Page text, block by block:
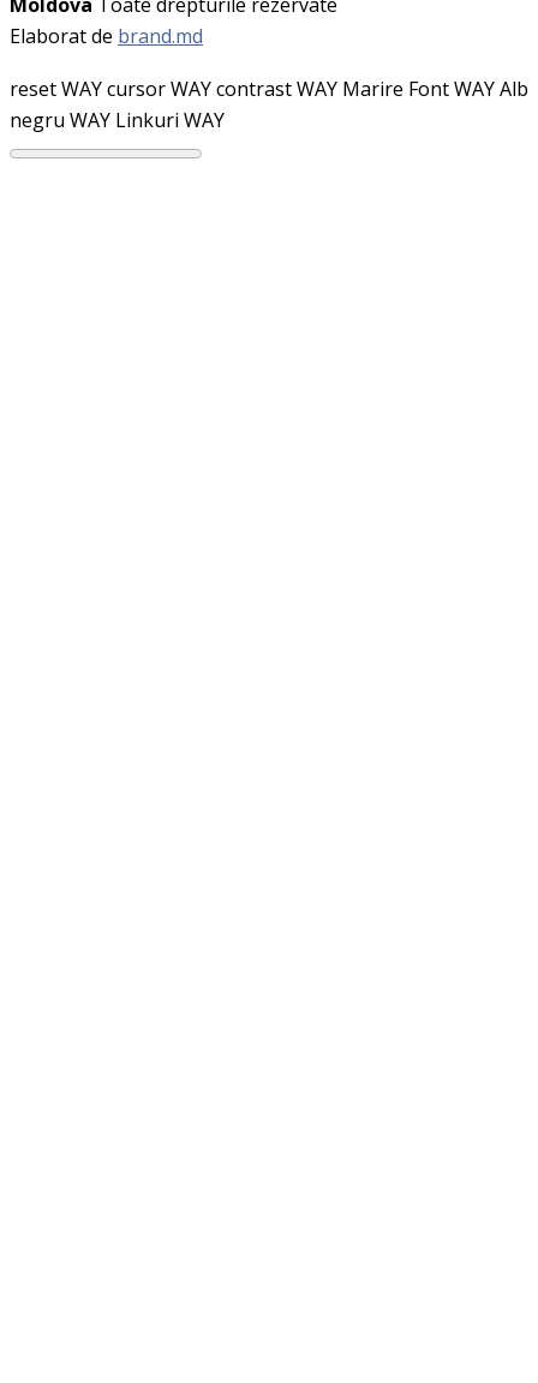
Moldova Toate drepturile rezervate
Elaborat de brand.md
reset WAYcursor WAYcontrast WAY Marire Font WAYAlb
negru WAY Linkuri WAY